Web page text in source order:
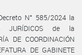
N° 585/2024 la
JURÍDICOS de la
DE COORDINACIÓN
DE GABINETE